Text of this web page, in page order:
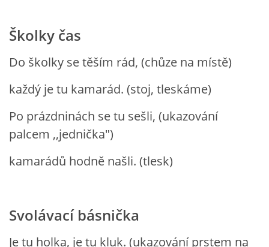
SVĚTOVÝ DEN VODY 22. BŘEZEN
KREATIVNÍ OVOCNÉ A ZELENINOVÉ MLSÁNÍ
RECENZE NA KNIHY
VÁNOČNÍ TVOŘENÍ
Školky čas
Do školky se těším rád, (chůze na místě)
každý je tu kamarád. (stoj, tleskáme)
Po prázdninách se tu sešli, (ukazování
palcem ,,jednička")
kamarádů hodně našli. (tlesk)
Svolávací básnička
Je tu holka, je tu kluk. (ukazování prstem na